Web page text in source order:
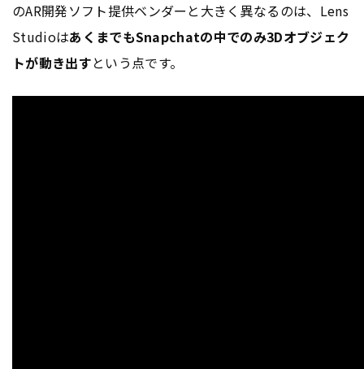
のAR開発ソフト提供ベンダーと大きく異なるのは、Lens
StudioはあくまでもSnapchatの中でのみ3Dオブジェク
トが動き出すという点です。